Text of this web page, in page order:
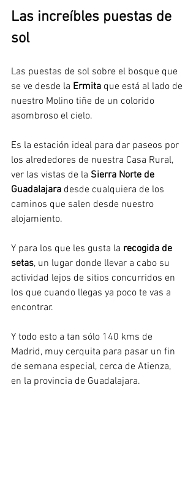
Las increíbles puestas de
sol
Las puestas de sol sobre el bosque que
se ve desde la Ermita que está al lado de
nuestro Molino tiñe de un colorido
asombroso el cielo.
Es la estación ideal para dar paseos por
los alrededores de nuestra Casa Rural,
ver las vistas de la Sierra Norte de
Guadalajara desde cualquiera de los
caminos que salen desde nuestro
alojamiento.
Y para los que les gusta la recogida de
setas, un lugar donde llevar a cabo su
actividad lejos de sitios concurridos en
los que cuando llegas ya poco te vas a
encontrar.
Y todo esto a tan sólo 140 kms de
Madrid, muy cerquita para pasar un fin
de semana especial, cerca de Atienza,
en la provincia de Guadalajara.